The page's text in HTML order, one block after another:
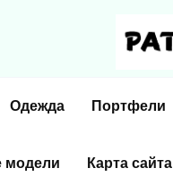
Одежда Портфели
модели Карта сайта